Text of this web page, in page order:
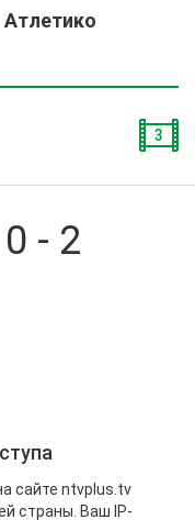
Атлетико
3
- 2